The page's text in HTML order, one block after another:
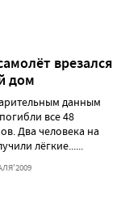
врезался
дом
данным
все 48
Два человека на
лёгкие......